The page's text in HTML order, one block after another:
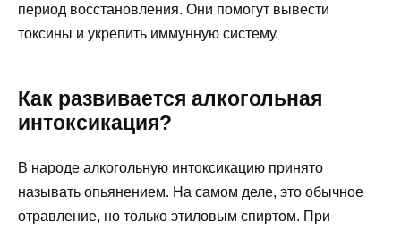
период восстановления. Они помогут вывести
токсины и укрепить иммунную систему.
Как развивается алкогольная
интоксикация?
В народе алкогольную интоксикацию принято
называть опьянением. На самом деле, это обычное
отравление, но только этиловым спиртом. При